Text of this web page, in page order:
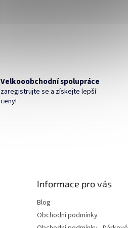
Velkooobchodní spolupráce
zaregistrujte se a získejte lepší
ceny!
Informace pro vás
Blog
Obchodní podmínky